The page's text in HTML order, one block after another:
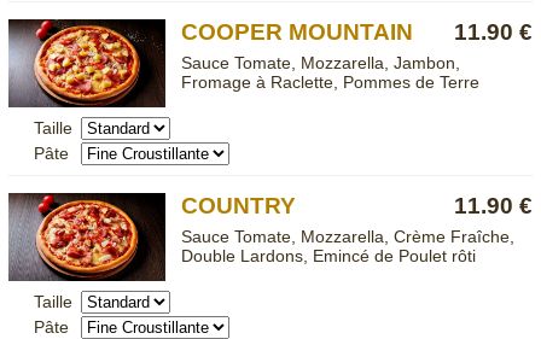
11.90 €
COOPER MOUNTAIN
Sauce Tomate, Mozzarella, Jambon,
Fromage à Raclette, Pommes de Terre
Taille
Pâte
11.90 €
COUNTRY
Sauce Tomate, Mozzarella, Crème Fraîche,
Double Lardons, Emincé de Poulet rôti
Taille
Pâte